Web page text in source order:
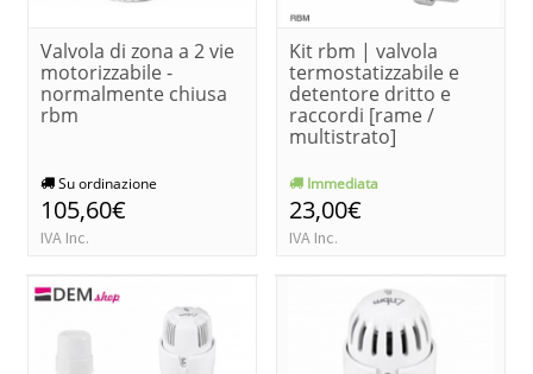
Valvola di zona a 2 vie
motorizzabile -
normalmente chiusa
rbm
Su ordinazione
105,60€
IVA Inc.
Kit rbm | valvola
termostatizzabile e
detentore dritto e
raccordi [rame /
multistrato]
Immediata
23,00€
IVA Inc.